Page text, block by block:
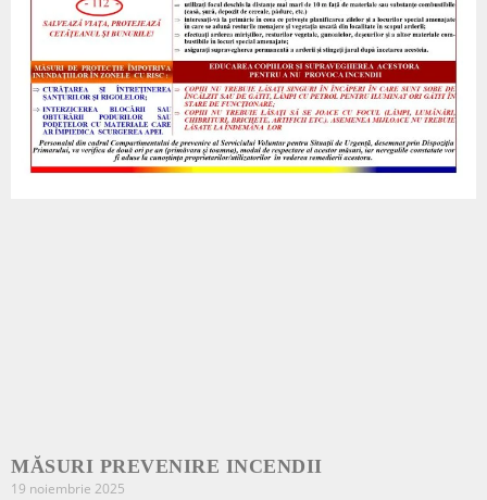
MĂSURI PREVENIRE INCENDII
19 noiembrie 2025